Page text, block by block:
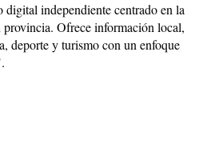
independiente centrado en la
Ofrece información local,
deporte y turismo con un enfoque